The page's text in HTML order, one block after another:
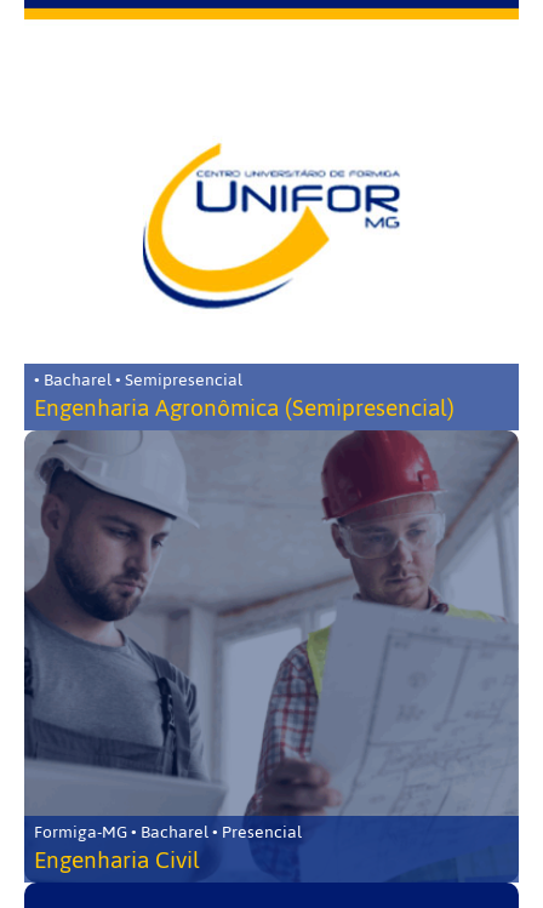
• Bacharel • Semipresencial
Engenharia Agronômica (Semipresencial)
Formiga-MG • Bacharel • Presencial
Engenharia Civil